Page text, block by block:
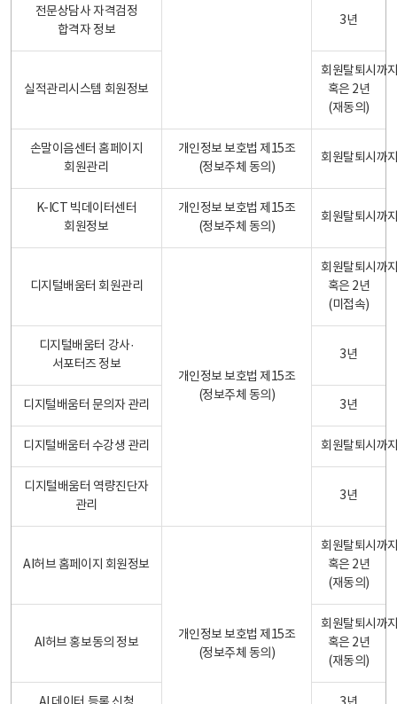
전문상담사 자격검정
합격자 정보
3년
실적관리시스템 회원정보
회원탈퇴시까
혹은 2년
(재동의)
손말이음센터 홈페이지
회원관리
개인정보 보호법 제15조
(정보주체 동의)
회원탈퇴시까
K-ICT 빅데이터센터
회원정보
개인정보 보호법 제15조
(정보주체 동의)
회원탈퇴시까
디지털배움터 회원관리
개인정보 보호법 제15조
(정보주체 동의)
회원탈퇴시까
혹은 2년
(미접속)
디지털배움터 강사·
서포터즈 정보
3년
디지털배움터 문의자 관리 3년
디지털배움터 수강생 관리 회원탈퇴시까
디지털배움터 역량진단자
관리
3년
AI허브 홈페이지 회원정보
개인정보 보호법 제15조
(정보주체 동의)
회원탈퇴시까
혹은 2년
(재동의)
AI허브 홍보동의 정보
회원탈퇴시까
혹은 2년
(재동의)